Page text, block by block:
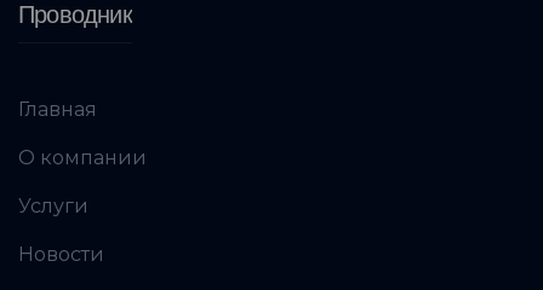
Проводник
Главная
О компании
Услуги
Новости